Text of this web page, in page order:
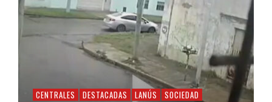
CENTRALES DESTACADAS LANÚS SOCIEDAD